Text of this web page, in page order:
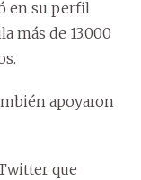
en su perfil
más de 13.000
apoyaron
que